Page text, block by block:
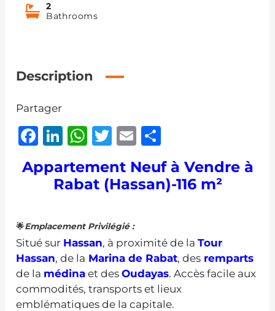
2
Bathrooms
Description
Partager
Facebook
LinkedIn
WhatsApp
Twitter
Email
Appartement Neuf à Vendre à
Rabat (Hassan)-116 m²
🌟Emplacement Privilégié :
Situé sur Hassan, à proximité de laTour
Hassan, de la Marina de Rabat, des remparts
de la médina et desOudayas. Accès facile aux
commodités, transports et lieux
emblématiques de la capitale.